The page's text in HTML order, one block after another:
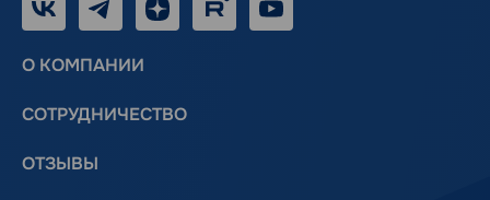
О КОМПАНИИ
СОТРУДНИЧЕСТВО
ОТЗЫВЫ